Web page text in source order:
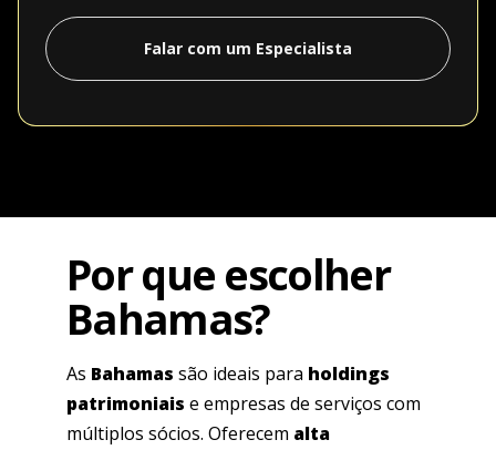
Falar com um Especialista
Por que escolher
Bahamas?
As Bahamas são ideais para holdings
patrimoniais e empresas de serviços com
múltiplos sócios. Oferecem alta